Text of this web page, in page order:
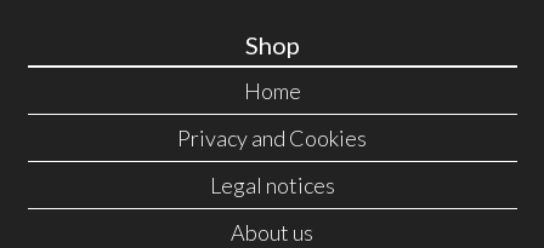
Shop
Home
Privacy and Cookies
Legal notices
About us